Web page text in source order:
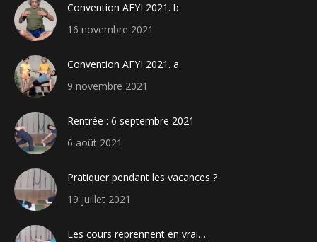
Convention AFYI 2021. b
16 novembre 2021
Convention AFYI 2021. a
9 novembre 2021
Rentrée : 6 septembre 2021
6 août 2021
Pratiquer pendant les vacances ?
19 juillet 2021
Les cours reprennent en vrai…